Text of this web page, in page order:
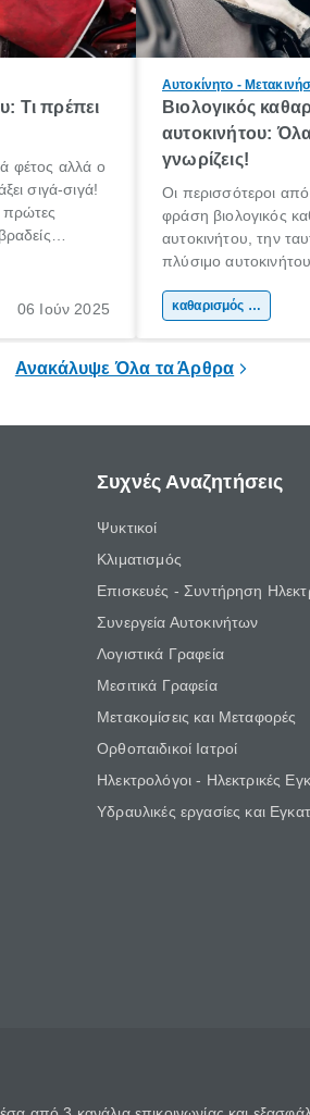
Τι πρέπει
φέτος αλλά ο
σιγά-σιγά!
πρώτες
06 Ιούν 2025
Αυτοκίνητο -
Βιολογικός
αυτοκινήτου:
γνωρίζεις!
Οι περισσότεροι
φράση βιολογικός
αυτοκινήτου, την
πλύσιμο
βιολογικός καθαρισμός αυτοκινήτου
Ανακάλυψε Όλα τα Άρθρα
Συχνές Αναζητήσεις
Ψυκτικοί
Κλιματισμός
Επισκευές - Συντήρηση
Συνεργεία Αυτοκινήτων
Λογιστικά Γραφεία
Μεσιτικά Γραφεία
Μετακομίσεις και Μεταφορές
Ορθοπαιδικοί Ιατροί
Ηλεκτρολόγοι - Ηλεκτρικές
Υδραυλικές εργασίες και